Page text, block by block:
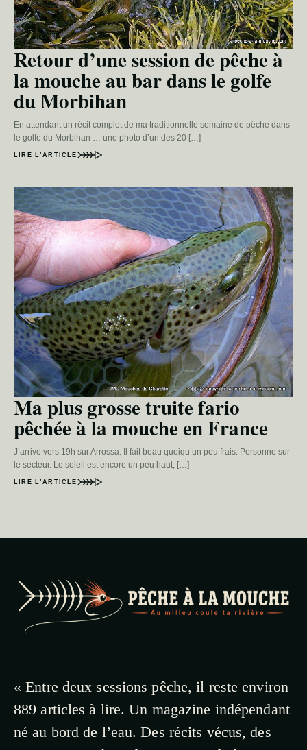
Retour d’une session de pêche à
la mouche au bar dans le golfe
du Morbihan
En attendant un récit complet de ma traditionnelle semaine de pêche dans
le golfe du Morbihan … une photo d’un des 20 […]
LIRE L’ARTICLE
Ma plus grosse truite fario
pêchée à la mouche en France
J’arrive vers 19h sur Arrossa. Il fait beau quoiqu’un peu frais. Personne sur
le secteur. Le soleil est encore un peu haut, […]
LIRE L’ARTICLE
« Entre deux sessions pêche, il reste environ
889 articles à lire. Un magazine indépendant
né au bord de l’eau. Des récits vécus, des